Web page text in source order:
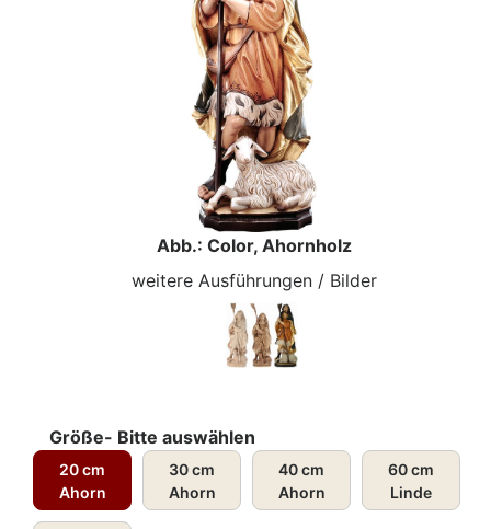
Abb.: Color, Ahornholz
weitere Ausführungen / Bilder
Größe- Bitte auswählen
20 cm
Ahorn
30 cm
Ahorn
40 cm
Ahorn
60 cm
Linde